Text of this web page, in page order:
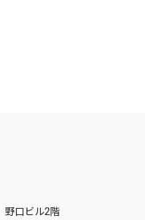
口ビル2階